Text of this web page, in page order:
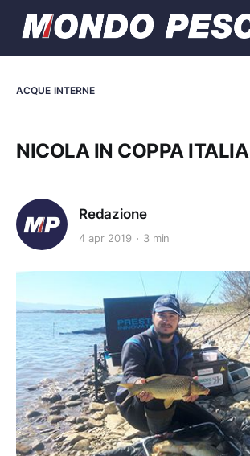
ACQUE INTERNE
NICOLA IN COPPA ITALIA
Redazione
4 apr 2019 3 min